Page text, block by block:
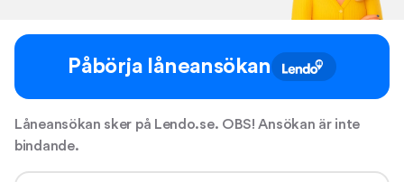
Påbörja låneansökan
Låneansökan sker på Lendo.se. OBS! Ansökan är inte
bindande.